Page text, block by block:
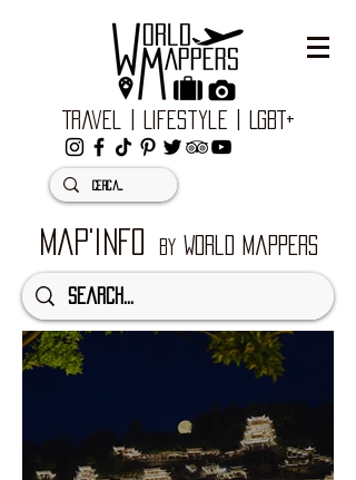
Travel | Lifestyle | LGBT+
MAP'INFO by World Mappers